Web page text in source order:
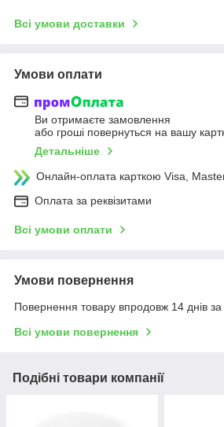
Всі умови доставки
Умови оплати
Ви отримаєте замовлення
або гроші повернуться на вашу
Детальніше
Онлайн-оплата карткою Visa,
Оплата за реквізитами
Всі умови оплати
Умови повернення
Повернення товару впродовж 14 днів
Всі умови повернення
Подібні товари компанії